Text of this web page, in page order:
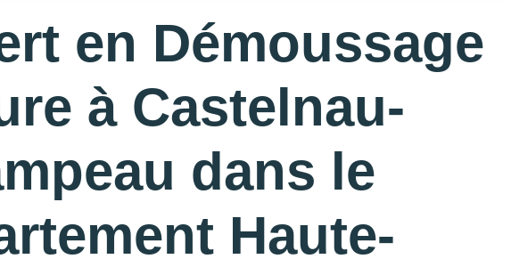
en Démoussage
à Castelnau-
dans le
Haute-